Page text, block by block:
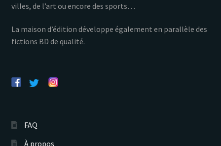
villes, de l’art ou encore des sports…
La maison d’édition développe également en parallèle des
fictions BD de qualité.
FAQ
À propos